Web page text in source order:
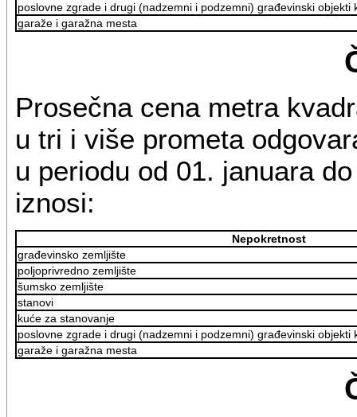
poslovne zgrade i drugi (nadzemni i podzemni) građevinski objekti
garaže i garažna mesta
Prosečna cena metra
u tri i više prometa
u periodu od 01. januara
iznosi:
Nepokretnost
građevinsko zemljište
poljoprivredno zemljište
šumsko zemljište
stanovi
kuće za stanovanje
poslovne zgrade i drugi (nadzemni i podzemni) građevinski objekti
garaže i garažna mesta